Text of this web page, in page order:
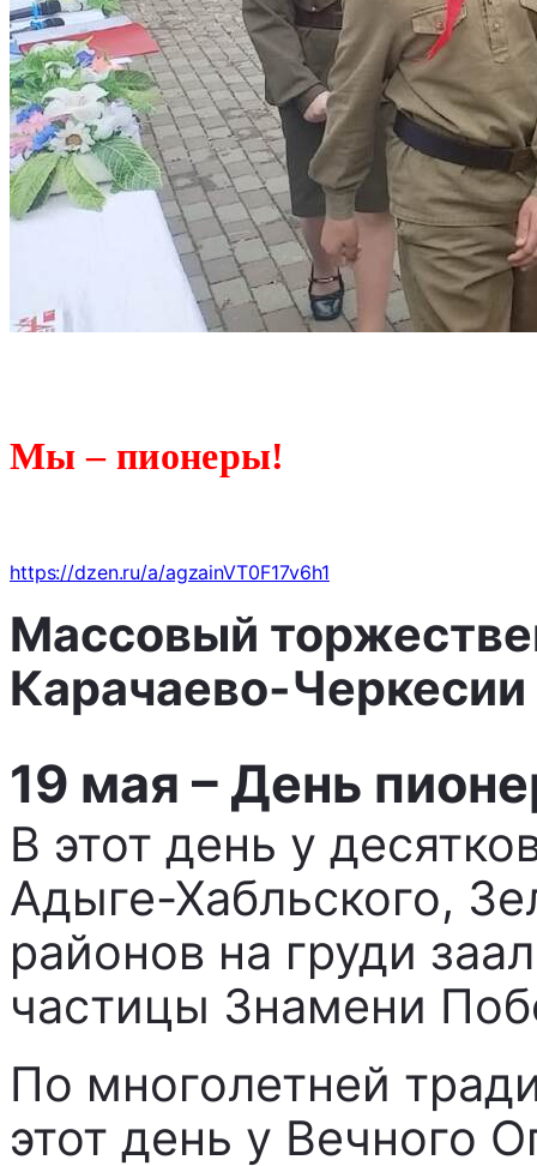
Мы – пионеры!
https://dzen.ru/a/agzainVT0F17v6h1
Массовый
Карачаево-Черкесии
19 мая – День
В этот день у
Адыге-Хабльского,
районов на груди
частицы Знамени
По многолетней
этот день у Вечного